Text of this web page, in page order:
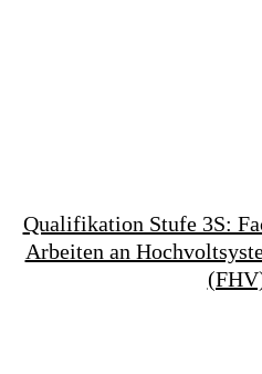
Qualifikation Stufe 3S:
Arbeiten an